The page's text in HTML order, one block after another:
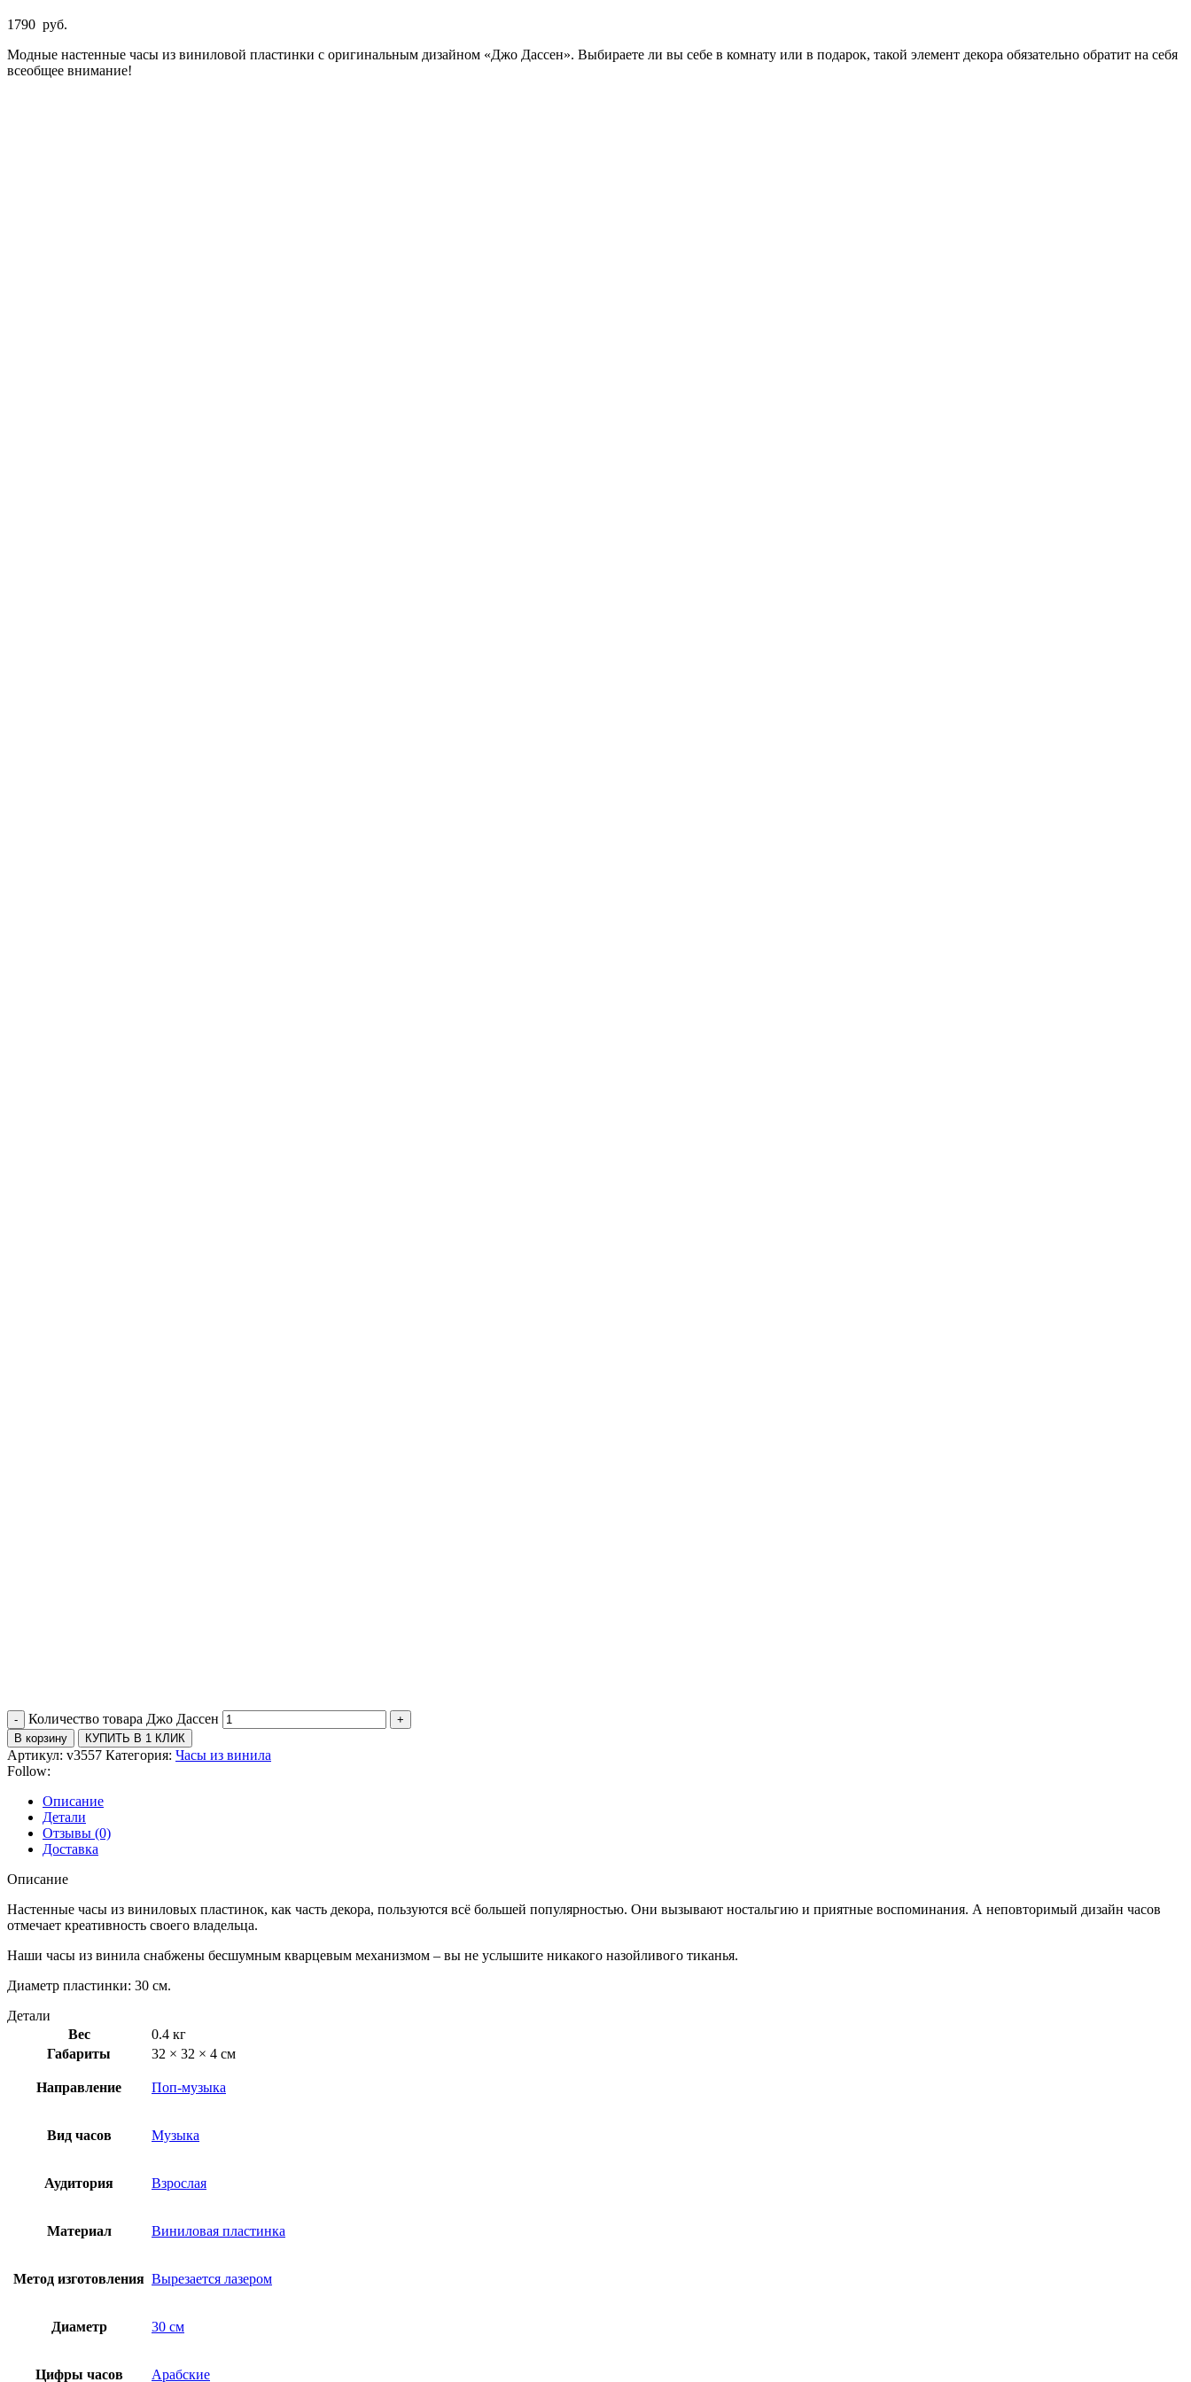
1790 руб.
Модные настенные часы из виниловой пластинки с оригинальным дизайном «Джо Дассен». Выбираете ли вы себе в комнату или в подарок, такой элемент декора обязательно обратит на себя
всеобщее внимание!
Количество товара Джо Дассен
В корзину КУПИТЬ В 1 КЛИК
Артикул: v3557 Категория: Часы из винила
Follow:
Описание
Детали
Отзывы (0)
Доставка
Описание
Настенные часы из виниловых пластинок, как часть декора, пользуются всё большей популярностью. Они вызывают ностальгию и приятные воспоминания. А неповторимый дизайн часов
отмечает креативность своего владельца.
Наши часы из винила снабжены бесшумным кварцевым механизмом – вы не услышите никакого назойливого тиканья.
Диаметр пластинки: 30 см.
Детали
Вес
0.4 кг
Габариты
32 × 32 × 4 см
Направление Поп-музыка
Вид часов Музыка
Аудитория Взрослая
Материал Виниловая пластинка
Метод изготовления Вырезается лазером
Диаметр 30 см
Цифры часов Арабские